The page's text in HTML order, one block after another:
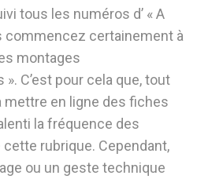
tous les numéros d’ « A
commencez certainement à
montages
C’est pour cela que, tout
mettre en ligne des fiches
la fréquence des
rubrique. Cependant,
ou un geste technique